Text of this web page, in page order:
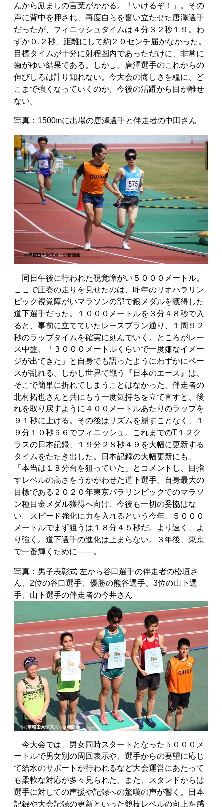
んから励ましの言葉がかかる。「いけるぞ！」。その
声に背中を押され、再度自らを奮い立たせた唐澤選手
だったが、フィニッシュタイムは４分３２秒１９。わ
ずか０.２秒、距離にして約２０センチ届かなかった。
目標タイムが十分に射程圏内であっただけに、非常に
歯がゆい結果である。しかし、唐澤選手のこれからの
伸びしろは計り知れない。今大会の悔しさを糧に、ど
こまで強くなっていくのか。今後の活躍から目が離せ
ない。
写真：1500mに出場の唐澤選手と伴走者の中田さん
同日午後に行われた視覚障がい５０００メートル。
ここで圧巻の走りを見せたのは、昨年のリオパラリン
ピック視覚障がいマラソンの部で銀メダルを獲得した
道下選手だった。１０００メートルを３分４８秒で入
ると、事前に立てていたレースプラン通り、１周９２
秒のラップタイムを確実に刻んでいく。ところがレー
ス中盤、「３０００メートルくらいで一度嫌なイメー
ジが出てきた」と自身でも語ったようにわずかにペー
スが乱れる。しかし世界で戦う『日本のエース』は、
そこで簡単に折れてしまうことはなかった。伴走者の
北村拓也さんと共にもう一度気持ちを立て直すと、後
れを取り戻すように４００メートルあたりのラップを
９１秒に上げる。その後はリズムを崩すことなく、１
９分１０秒６６でフィニッシュ。これまでのT１２ク
ラスの日本記録、１９分２８秒４９を大幅に更新する
タイムをたたき出した。日本記録の大幅更新にも、
「本当は１８分台を狙っていた」とコメントし、目指
すレベルの高さをうかがわせた道下選手。自身最大の
目標である２０２０年東京パラリンピックでのマラソ
ン種目金メダル獲得へ向け、今後も一切の妥協はな
い。スピード強化に力を入れるという今年、５０００
メートルでまず狙うは１８分４５秒だ。より速く、よ
り強く。道下選手の進化は止まらない。３年後、東京
で一番輝くために――。
写真：男子表彰式 左から谷口選手の伴走者の松垣さ
ん、2位の谷口選手、優勝の熊谷選手、3位の山下選
手、山下選手の伴走者の今井さん
今大会では、男女同時スタートとなった５０００メ
ートルで男女別の周回表示や、選手からの要望に応じ
て給水のサポートが行われるなど大会運営にあたって
も柔軟な対応が多々見られた。また、スタンドからは
選手に対しての声援や記録への驚嘆の声が響く。日本
記録や大会記録の更新といった競技レベルの向上を感